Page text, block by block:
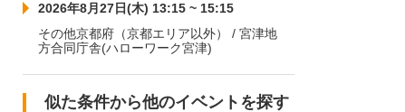
2026年8月27日(木) 13:15 ~ 15:15
その他京都府（京都エリア以外） / 宮津地
方合同庁舎(ハローワーク宮津)
似た条件から他のイベントを探す